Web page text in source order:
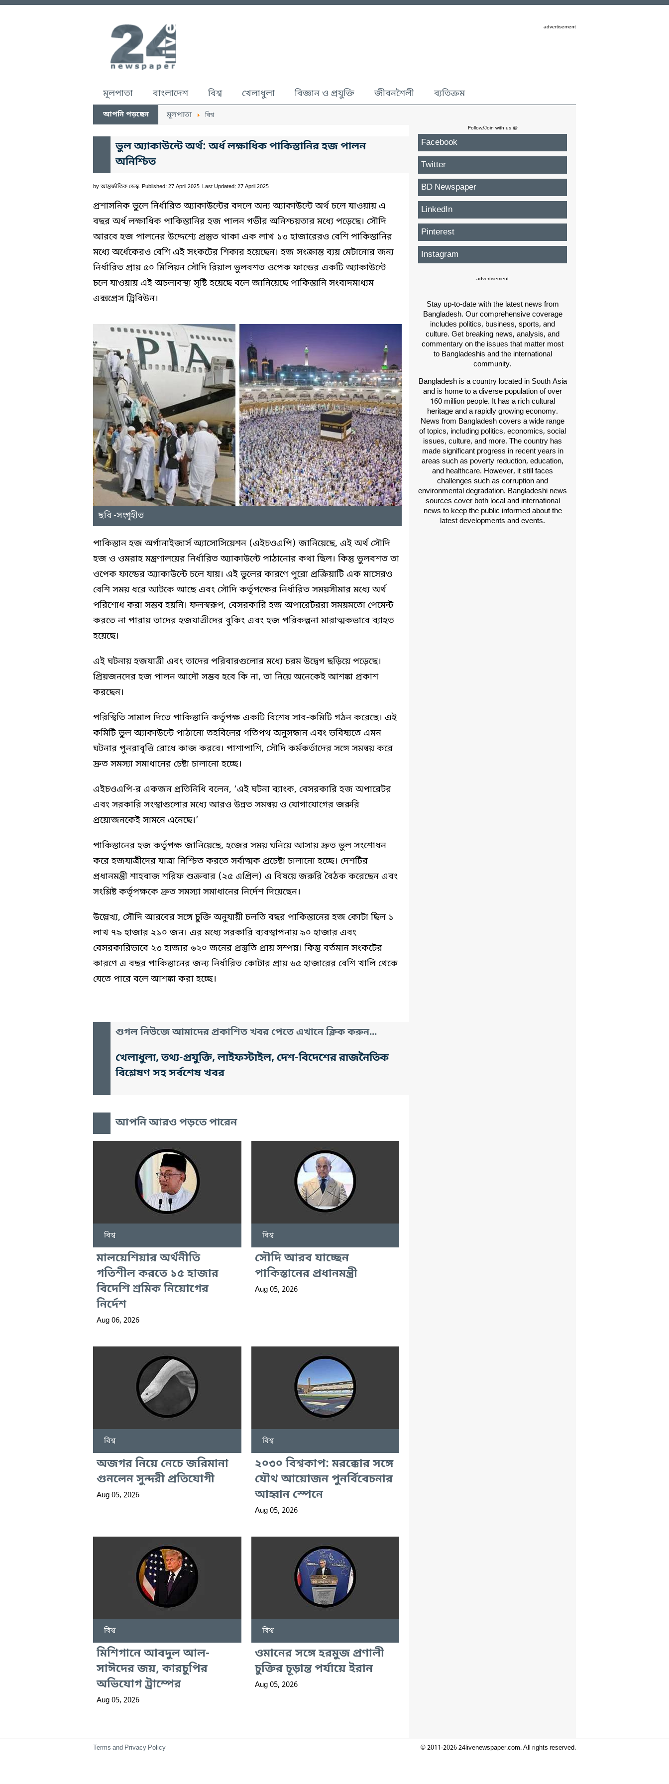
advertisement
মূলপাতা বাংলাদেশ বিশ্ব খেলাধুলা বিজ্ঞান ও প্রযুক্তি জীবনশৈলী ব্যতিক্রম
আপনি পড়ছেন মূলপাতা বিশ্ব
ভুল অ্যাকাউন্টে অর্থ: অর্ধ লক্ষাধিক পাকিস্তানির হজ পালন
অনিশ্চিত
by আন্তর্জাতিক ডেস্ক Published: 27 April 2025 Last Updated: 27 April 2025
প্রশাসনিক ভুলে নির্ধারিত অ্যাকাউন্টের বদলে অন্য অ্যাকাউন্টে অর্থ চলে যাওয়ায় এ
বছর অর্ধ লক্ষাধিক পাকিস্তানির হজ পালন গভীর অনিশ্চয়তার মধ্যে পড়েছে। সৌদি
আরবে হজ পালনের উদ্দেশ্যে প্রস্তুত থাকা এক লাখ ১৩ হাজারেরও বেশি পাকিস্তানির
মধ্যে অর্ধেকেরও বেশি এই সংকটের শিকার হয়েছেন। হজ সংক্রান্ত ব্যয় মেটানোর জন্য
নির্ধারিত প্রায় ৫০ মিলিয়ন সৌদি রিয়াল ভুলবশত ওপেক ফান্ডের একটি অ্যাকাউন্টে
চলে যাওয়ায় এই অচলাবস্থা সৃষ্টি হয়েছে বলে জানিয়েছে পাকিস্তানি সংবাদমাধ্যম
এক্সপ্রেস ট্রিবিউন।
ছবি -সংগৃহীত
পাকিস্তান হজ অর্গানাইজার্স অ্যাসোসিয়েশন (এইচওএপি) জানিয়েছে, এই অর্থ সৌদি
হজ ও ওমরাহ মন্ত্রণালয়ের নির্ধারিত অ্যাকাউন্টে পাঠানোর কথা ছিল। কিন্তু ভুলবশত তা
ওপেক ফান্ডের অ্যাকাউন্টে চলে যায়। এই ভুলের কারণে পুরো প্রক্রিয়াটি এক মাসেরও
বেশি সময় ধরে আটকে আছে এবং সৌদি কর্তৃপক্ষের নির্ধারিত সময়সীমার মধ্যে অর্থ
পরিশোধ করা সম্ভব হয়নি। ফলস্বরূপ, বেসরকারি হজ অপারেটররা সময়মতো পেমেন্ট
করতে না পারায় তাদের হজযাত্রীদের বুকিং এবং হজ পরিকল্পনা মারাত্মকভাবে ব্যাহত
হয়েছে।
এই ঘটনায় হজযাত্রী এবং তাদের পরিবারগুলোর মধ্যে চরম উদ্বেগ ছড়িয়ে পড়েছে।
প্রিয়জনদের হজ পালন আদৌ সম্ভব হবে কি না, তা নিয়ে অনেকেই আশঙ্কা প্রকাশ
করছেন।
পরিস্থিতি সামাল দিতে পাকিস্তানি কর্তৃপক্ষ একটি বিশেষ সাব-কমিটি গঠন করেছে। এই
কমিটি ভুল অ্যাকাউন্টে পাঠানো তহবিলের গতিপথ অনুসন্ধান এবং ভবিষ্যতে এমন
ঘটনার পুনরাবৃত্তি রোধে কাজ করবে। পাশাপাশি, সৌদি কর্মকর্তাদের সঙ্গে সমন্বয় করে
দ্রুত সমস্যা সমাধানের চেষ্টা চালানো হচ্ছে।
এইচওএপি-র একজন প্রতিনিধি বলেন, ‘এই ঘটনা ব্যাংক, বেসরকারি হজ অপারেটর
এবং সরকারি সংস্থাগুলোর মধ্যে আরও উন্নত সমন্বয় ও যোগাযোগের জরুরি
প্রয়োজনকেই সামনে এনেছে।’
পাকিস্তানের হজ কর্তৃপক্ষ জানিয়েছে, হজের সময় ঘনিয়ে আসায় দ্রুত ভুল সংশোধন
করে হজযাত্রীদের যাত্রা নিশ্চিত করতে সর্বাত্মক প্রচেষ্টা চালানো হচ্ছে। দেশটির
প্রধানমন্ত্রী শাহবাজ শরিফ শুক্রবার (২৫ এপ্রিল) এ বিষয়ে জরুরি বৈঠক করেছেন এবং
সংশ্লিষ্ট কর্তৃপক্ষকে দ্রুত সমস্যা সমাধানের নির্দেশ দিয়েছেন।
উল্লেখ্য, সৌদি আরবের সঙ্গে চুক্তি অনুযায়ী চলতি বছর পাকিস্তানের হজ কোটা ছিল ১
লাখ ৭৯ হাজার ২১০ জন। এর মধ্যে সরকারি ব্যবস্থাপনায় ৯০ হাজার এবং
বেসরকারিভাবে ২৩ হাজার ৬২০ জনের প্রস্তুতি প্রায় সম্পন্ন। কিন্তু বর্তমান সংকটের
কারণে এ বছর পাকিস্তানের জন্য নির্ধারিত কোটার প্রায় ৬৫ হাজারের বেশি খালি থেকে
যেতে পারে বলে আশঙ্কা করা হচ্ছে।
গুগল নিউজে আমাদের প্রকাশিত খবর পেতে এখানে ক্লিক করুন...
খেলাধুলা, তথ্য-প্রযুক্তি, লাইফস্টাইল, দেশ-বিদেশের রাজনৈতিক
বিশ্লেষণ সহ সর্বশেষ খবর
আপনি আরও পড়তে পারেন
বিশ্ব
মালয়েশিয়ার অর্থনীতি
গতিশীল করতে ১৫ হাজার
বিদেশি শ্রমিক নিয়োগের
নির্দেশ
Aug 06, 2026
বিশ্ব
সৌদি আরব যাচ্ছেন
পাকিস্তানের প্রধানমন্ত্রী
Aug 05, 2026
বিশ্ব
অজগর নিয়ে নেচে জরিমানা
গুনলেন সুন্দরী প্রতিযোগী
Aug 05, 2026
বিশ্ব
২০৩০ বিশ্বকাপ: মরক্কোর সঙ্গে
যৌথ আয়োজন পুনর্বিবেচনার
আহ্বান স্পেনে
Aug 05, 2026
বিশ্ব
মিশিগানে আবদুল আল-
সাঈদের জয়, কারচুপির
অভিযোগ ট্রাম্পের
Aug 05, 2026
বিশ্ব
ওমানের সঙ্গে হরমুজ প্রণালী
চুক্তির চূড়ান্ত পর্যায়ে ইরান
Aug 05, 2026
Follow/Join with us @
Facebook
Twitter
BD Newspaper
LinkedIn
Pinterest
Instagram
advertisement
Stay up-to-date with the latest news from
Bangladesh. Our comprehensive coverage
includes politics, business, sports, and
culture. Get breaking news, analysis, and
commentary on the issues that matter most
to Bangladeshis and the international
community.
Bangladesh is a country located in South Asia
and is home to a diverse population of over
160 million people. It has a rich cultural
heritage and a rapidly growing economy.
News from Bangladesh covers a wide range
of topics, including politics, economics, social
issues, culture, and more. The country has
made significant progress in recent years in
areas such as poverty reduction, education,
and healthcare. However, it still faces
challenges such as corruption and
environmental degradation. Bangladeshi news
sources cover both local and international
news to keep the public informed about the
latest developments and events.
Terms and Privacy Policy © 2011-2026 24livenewspaper.com. All rights reserved.